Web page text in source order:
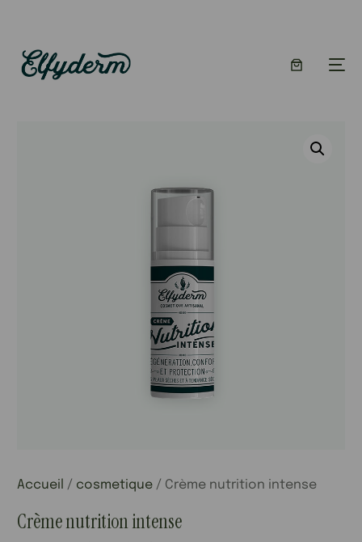
Accueil / cosmetique / Crème nutrition intense
Crème nutrition intense